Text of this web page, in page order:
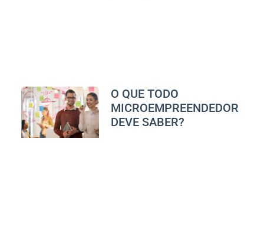
O QUE TODO
MICROEMPREENDEDOR
DEVE SABER?